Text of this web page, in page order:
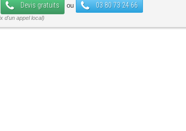
Devis gratuits ou 03 80 73 24 66